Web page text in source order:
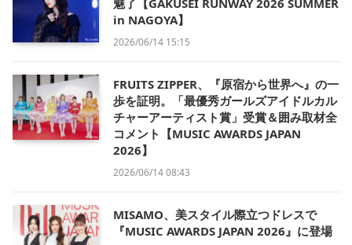
魅了【GAKUSEI RUNWAY 2026 SUMMER
in NAGOYA】
2026/06/14 15:15
FRUITS ZIPPER、『原宿から世界へ』の一
歩を証明。「最優秀ガールズアイドルカル
チャーアーティスト賞」受賞＆囲み取材全
コメント【MUSIC AWARDS JAPAN
2026】
2026/06/14 08:43
MISAMO、美スタイル際立つドレスで
『MUSIC AWARDS JAPAN 2026』に登場